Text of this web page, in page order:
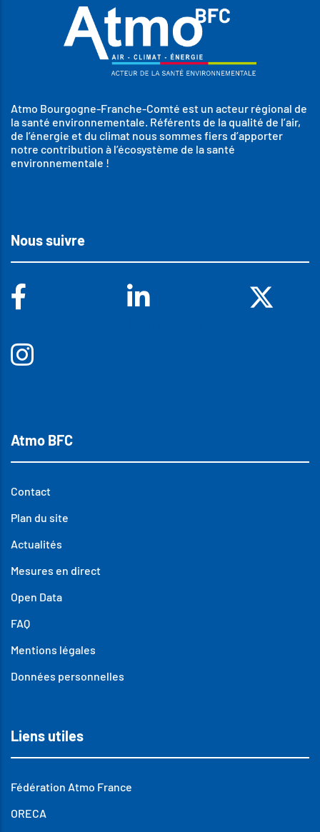
Atmo Bourgogne-Franche-Comté est un acteur régional de
la santé environnementale. Référents de la qualité de l’air,
de l’énergie et du climat nous sommes fiers d’apporter
notre contribution à l’écosystème de la santé
environnementale !
Nous suivre
Atmo BFC
Contact
Plan du site
Actualités
Mesures en direct
Open Data
FAQ
Mentions légales
Données personnelles
Liens utiles
Fédération Atmo France
ORECA